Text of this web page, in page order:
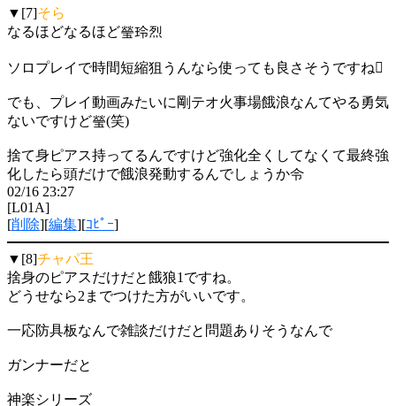
▼[7]そら
なるほどなるほど瑩玲烈
ソロプレイで時間短縮狙うんなら使っても良さそうですね
でも、プレイ動画みたいに剛テオ火事場餓浪なんてやる勇気
ないですけど瑩(笑)
捨て身ピアス持ってるんですけど強化全くしてなくて最終強
化したら頭だけで餓浪発動するんでしょうか令
02/16 23:27
[L01A]
[削除][編集][ｺﾋﾟｰ]
▼[8]チャパ王
捨身のピアスだけだと餓狼1ですね。
どうせなら2までつけた方がいいです。
一応防具板なんで雑談だけだと問題ありそうなんで
ガンナーだと
神楽シリーズ